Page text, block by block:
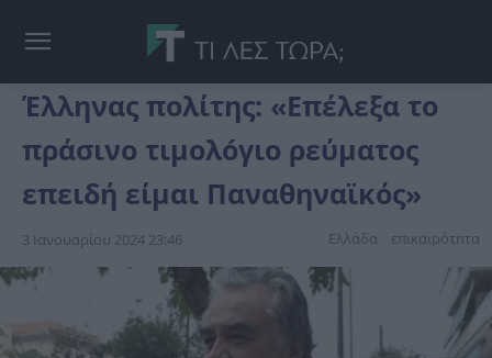
Έλληνας πολίτης: «Επέλεξα το
πράσινο τιμολóγιο ρεύματος
επειδή είμαι Παναθηναϊκός»
3 Ιανουαρίου 2024 23:46 Ελλάδα επικαιpότnτα